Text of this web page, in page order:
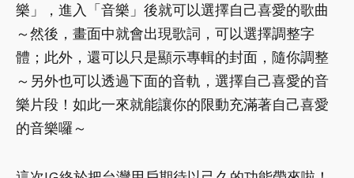
樂」，進入「音樂」後就可以選擇自己喜愛的歌曲
～然後，畫面中就會出現歌詞，可以選擇調整字
體；此外，還可以只是顯示專輯的封面，隨你調整
～另外也可以透過下面的音軌，選擇自己喜愛的音
樂片段！如此一來就能讓你的限動充滿著自己喜愛
的音樂囉～